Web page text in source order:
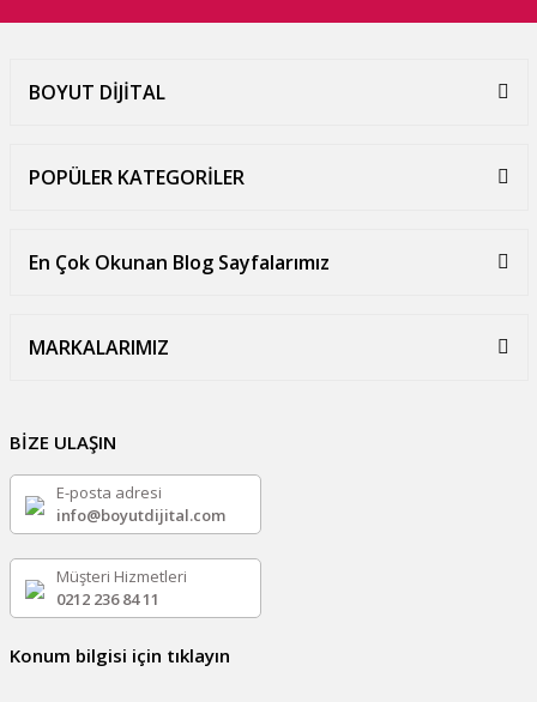
BOYUT DİJİTAL
POPÜLER KATEGORİLER
En Çok Okunan Blog Sayfalarımız
MARKALARIMIZ
BİZE ULAŞIN
E-posta adresi
info@boyutdijital.com
Müşteri Hizmetleri
0212 236 84 11
Konum bilgisi için tıklayın